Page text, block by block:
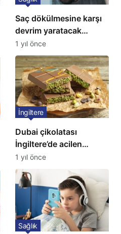
Saç dökülmesine karşı
devrim yaratacak
çözüm: Ne ilaç ne saç
ekimi gerekiyor
1 yıl önce
Dubai çikolatası
İngiltere’de acilen
toplatılıyor
İngiltere
1 yıl önce
Sağlık